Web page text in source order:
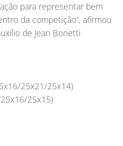
para representar bem
da competição”, afirmou
de Jean Bonetti
25x21/25x14)
25x15)